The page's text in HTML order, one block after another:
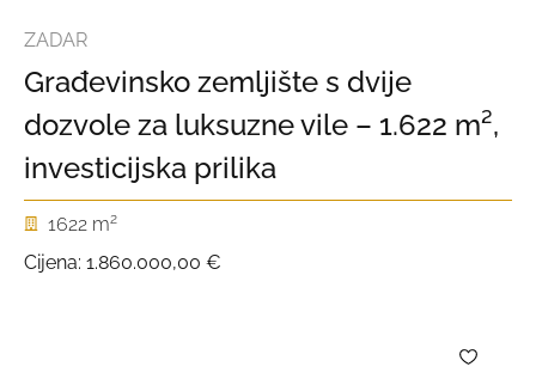
ZADAR
Građevinsko zemljište s dvije
dozvole za luksuzne vile – 1.622 m²,
investicijska prilika
1622 m2
Cijena: 1.860.000,00 €